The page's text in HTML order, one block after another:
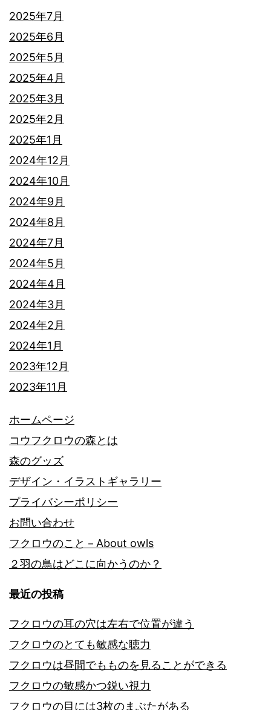
2025年7月
2025年6月
2025年5月
2025年4月
2025年3月
2025年2月
2025年1月
2024年12月
2024年10月
2024年9月
2024年8月
2024年7月
2024年5月
2024年4月
2024年3月
2024年2月
2024年1月
2023年12月
2023年11月
ホームページ
コウフクロウの森とは
森のグッズ
デザイン・イラストギャラリー
プライバシーポリシー
お問い合わせ
フクロウのこと－About owls
２羽の鳥はどこに向かうのか？
最近の投稿
フクロウの耳の穴は左右で位置が違う
フクロウのとても敏感な聴力
フクロウは昼間でもものを見ることができる
フクロウの敏感かつ鋭い視力
フクロウの目には3枚のまぶたがある